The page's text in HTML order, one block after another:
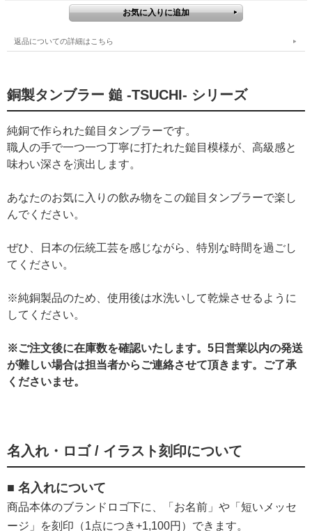
返品についての詳細はこちら
銅製タンブラー 鎚 -TSUCHI- シリーズ
純銅で作られた鎚目タンブラーです。
職人の手で一つ一つ丁寧に打たれた鎚目模様が、高級感と
味わい深さを演出します。
あなたのお気に入りの飲み物をこの鎚目タンブラーで楽し
んでください。
ぜひ、日本の伝統工芸を感じながら、特別な時間を過ごし
てください。
※純銅製品のため、使用後は水洗いして乾燥させるように
してください。
※ご注文後に在庫数を確認いたします。5日営業以内の発送
が難しい場合は担当者からご連絡させて頂きます。ご了承
くださいませ。
名入れ・ロゴ / イラスト刻印について
■ 名入れについて
商品本体のブランドロゴ下に、「お名前」や「短いメッセ
ージ」を刻印（1点につき+1,100円）できます。